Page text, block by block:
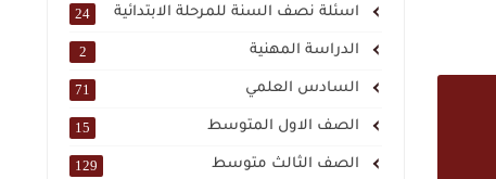
اسئلة نصف السنة للمرحلة الابتدائية 24
الدراسة المهنية 2
السادس العلمي 71
الصف الاول المتوسط 15
الصف الثالث متوسط 129